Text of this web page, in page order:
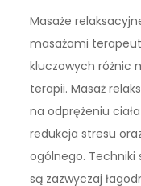
Masaże
masażami
kluczowych różnic
terapii. Masaż
na odprężeniu
redukcja stresu
ogólnego.
są zazwyczaj